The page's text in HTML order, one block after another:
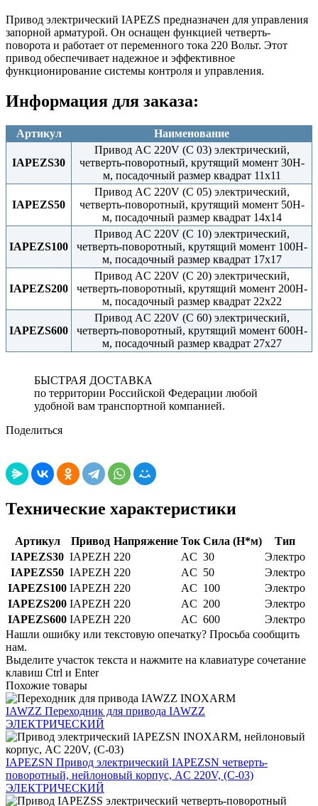
Привод электрический IAPEZS предназначен для управления
запорной арматурой. Он оснащен функцией четверть-
поворота и работает от переменного тока 220 Вольт. Этот
привод обеспечивает надежное и эффективное
функционирование системы контроля и управления.
Информация для заказа:
Артикул Наименование
IAPEZS30
Привод AC 220V (C 03) электрический,
четверть-поворотный, крутящий момент 30Н-
м, посадочный размер квадрат 11х11
IAPEZS50
Привод AC 220V (C 05) электрический,
четверть-поворотный, крутящий момент 50Н-
м, посадочный размер квадрат 14х14
IAPEZS100
Привод AC 220V (C 10) электрический,
четверть-поворотный, крутящий момент 100Н-
м, посадочный размер квадрат 17х17
IAPEZS200
Привод AC 220V (C 20) электрический,
четверть-поворотный, крутящий момент 200Н-
м, посадочный размер квадрат 22х22
IAPEZS600
Привод AC 220V (C 60) электрический,
четверть-поворотный, крутящий момент 600Н-
м, посадочный размер квадрат 27х27
БЫСТРАЯ ДОСТАВКА
по территории Российской Федерации любой
удобной вам транспортной компанией.
Поделиться
Технические характеристики
Артикул Привод Напряжение Ток Сила (Н*м)
Тип
IAPEZS30 IAPEZH 220 AC 30
Электро
IAPEZS50 IAPEZH 220 AC 50
Электро
IAPEZS100 IAPEZH 220 AC 100
Электро
IAPEZS200 IAPEZH 220 AC 200
Электро
IAPEZS600 IAPEZH 220 AC 600
Электро
Нашли ошибку или текстовую опечатку? Просьба сообщить
нам.
Выделите участок текста и нажмите на клавиатуре сочетание
клавиш Ctrl и Enter
Похожие товары
IAWZZ Переходник для привода IAWZZ
ЭЛЕКТРИЧЕСКИЙ
IAPEZSN Привод электрический IAPEZSN четверть-
поворотный, нейлоновый корпус, AC 220V, (C-03)
ЭЛЕКТРИЧЕСКИЙ